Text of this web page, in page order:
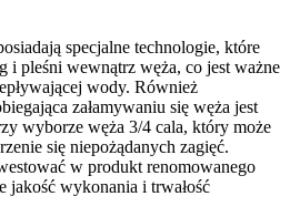
specjalne technologie, które
i pleśni wewnątrz węża, co jest ważne
wody. Również
załamywaniu się węża jest
wyborze węża 3/4 cala, który może
się niepożądanych zagięć.
w produkt renomowanego
jakość wykonania i trwałość